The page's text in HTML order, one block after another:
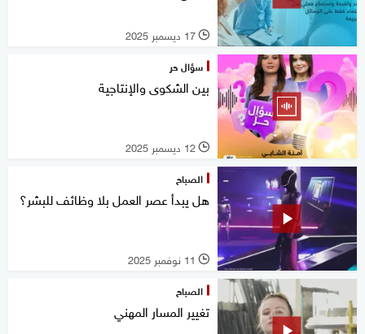
l 17 ديسمبر 2025
سؤال حر
بين الشكوى والإنتاجية
l 12 ديسمبر 2025
الصباح
هل يبدأ عصر العمل بلا وظائف للبشر؟
l 11 نوفمبر 2025
الصباح
تغيير المسار المهني